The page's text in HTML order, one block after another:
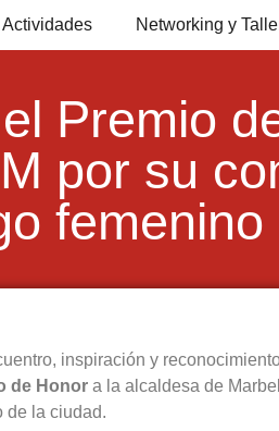
Actividades Networking y
Premio
por su
femenino
inspiración y
de Honor a la alcaldesa de
de la ciudad.